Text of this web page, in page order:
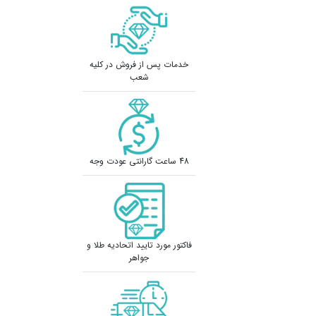
خدمات پس از فروش در کلیه
شعب
48 ساعت گارانتی عودت وجه
فاکتور مورد تایید اتحادیه طلا و
جواهر